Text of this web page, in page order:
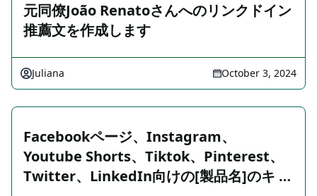
元同僚João Renatoさんへのリンクドイン
推薦文を作成します
Juliana October 3, 2024
Facebookページ、Instagram、
Youtube Shorts、Tiktok、Pinterest、
Twitter、LinkedIn向けの[製品名]のキ …